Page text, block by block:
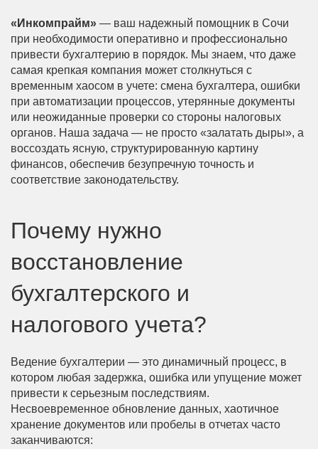
«Инкомпрайм» — ваш надежный помощник в Сочи
при необходимости оперативно и профессионально
привести бухгалтерию в порядок. Мы знаем, что даже
самая крепкая компания может столкнуться с
временным хаосом в учете: смена бухгалтера, ошибки
при автоматизации процессов, утерянные документы
или неожиданные проверки со стороны налоговых
органов. Наша задача — не просто «залатать дыры», а
воссоздать ясную, структурированную картину
финансов, обеспечив безупречную точность и
соответствие законодательству.
Почему нужно
восстановление
бухгалтерского и
налогового учета?
Ведение бухгалтерии — это динамичный процесс, в
котором любая задержка, ошибка или упущение может
привести к серьезным последствиям.
Несвоевременное обновление данных, хаотичное
хранение документов или пробелы в отчетах часто
заканчиваются: